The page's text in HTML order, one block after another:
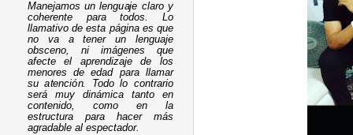
Manejamos un lenguaje claro y
coherente para todos. Lo
llamativo de esta página es que
no va a tener un lenguaje
obsceno, ni imágenes que
afecte el aprendizaje de los
menores de edad para llamar
su atención. Todo lo contrario
será muy dinámica tanto en
contenido, como en la
estructura para hacer más
agradable al espectador.